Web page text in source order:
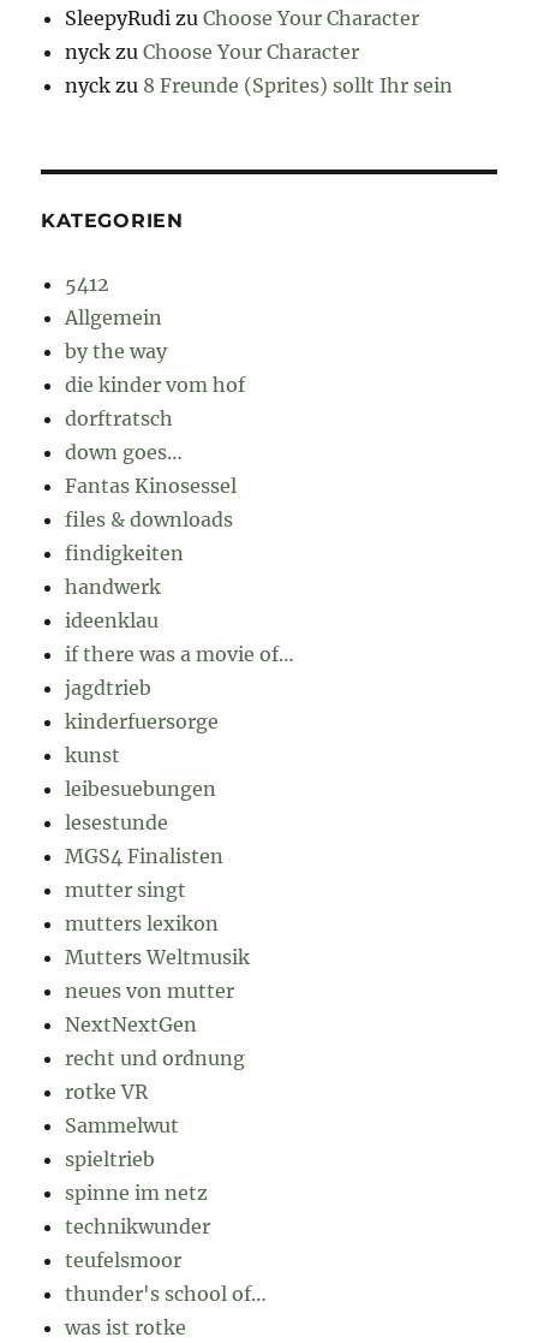
SleepyRudi zuChoose Your Character
nyck zuChoose Your Character
nyck zu 8 Freunde (Sprites) sollt Ihr sein
KATEGORIEN
5412
Allgemein
by the way
die kinder vom hof
dorftratsch
down goes…
Fantas Kinosessel
files & downloads
findigkeiten
handwerk
ideenklau
if there was a movie of…
jagdtrieb
kinderfuersorge
kunst
leibesuebungen
lesestunde
MGS4 Finalisten
mutter singt
mutters lexikon
Mutters Weltmusik
neues von mutter
NextNextGen
recht und ordnung
rotke VR
Sammelwut
spieltrieb
spinne im netz
technikwunder
teufelsmoor
thunder's school of…
was ist rotke